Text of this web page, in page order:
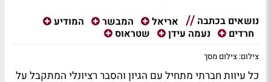
נושאים בכתבה אריאל המבשר
המודיע
חרדים
נעמה עידן שטראוס
צילום: צילום מסך
כל עיוות חברתי מתחיל עם הגיון והסבר רציונלי המתקבל על